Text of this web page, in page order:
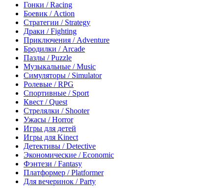
Гонки / Racing
Боевик / Action
Стратегии / Strategy
Драки / Fighting
Приключения / Adventure
Бродилки / Arcade
Пазлы / Puzzle
Музыкальные / Music
Симуляторы / Simulator
Ролевые / RPG
Спортивные / Sport
Квест / Quest
Стрелялки / Shooter
Ужасы / Horror
Игры для детей
Игры для Kinect
Детективы / Detective
Экономические / Economic
Фэнтези / Fantasy
Платформер / Platformer
Для вечеринок / Party